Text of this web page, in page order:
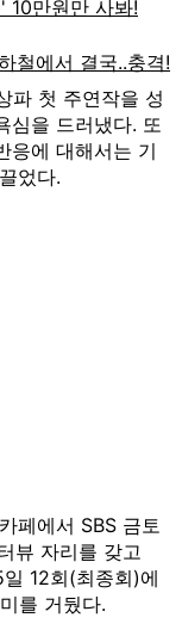
파 첫 주연작을 성
심을 드러냈다. 또
응에 대해서는 기
었다.
페에서 SBS 금토
뷰 자리를 갖고
12회(최종회)에
를 거뒀다.